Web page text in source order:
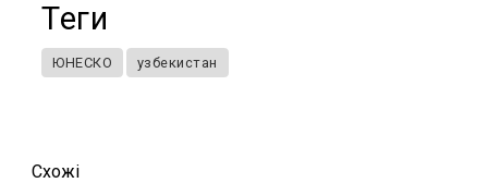
Теги
ЮНЕСКО узбекистан
Схожi